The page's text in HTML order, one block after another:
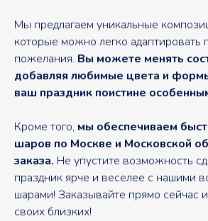
Мы предлагаем уникальные
которые можно легко адаптировать
пожелания. Вы можете менять
добавляя любимые цвета и
ваш праздник поистине
Кроме того, мы обеспечиваем
шаров по Москве и Московской
заказа. Не упустите возможность
праздник ярче и веселее с нашими
шарами! Заказывайте прямо сейчас
своих близких!